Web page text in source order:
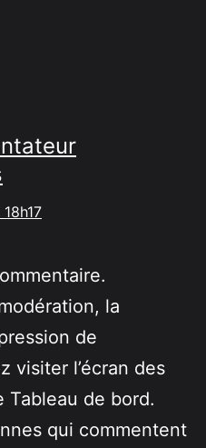
la
de
visiter l’écran des
Tableau de bord.
qui commentent